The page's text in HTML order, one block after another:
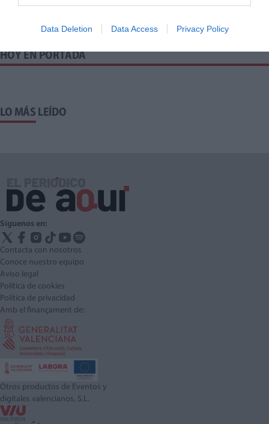
Data Deletion Data Access Privacy Policy
Sobre el autor
HOY EN PORTADA
LO MÁS LEÍDO
Síguenos en:
Contacta con nosotros
Conoce nuestro equipo
Aviso legal
Política de cookies
Política de privacidad
Amb el finançament de:
Otros productos de Eventos y
digitales valencianos, S.L.